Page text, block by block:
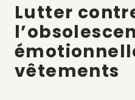
Lutter
vêtements